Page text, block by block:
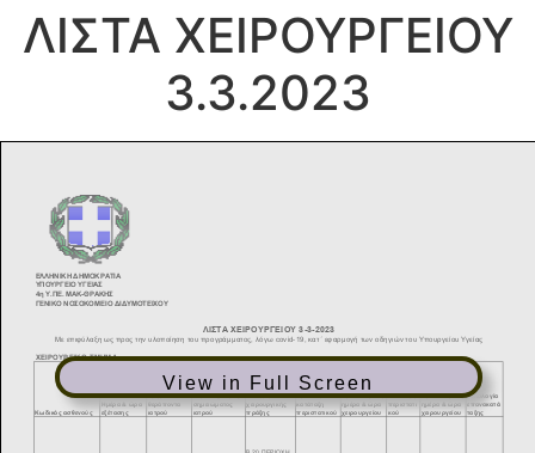
ΛΙΣΤΑ ΧΕΙΡΟΥΡΓΕΙΟΥ
3.3.2023
View in Full Screen